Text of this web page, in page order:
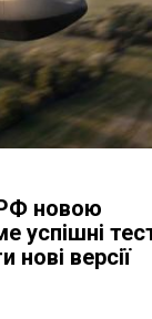
новою
успішні
версії